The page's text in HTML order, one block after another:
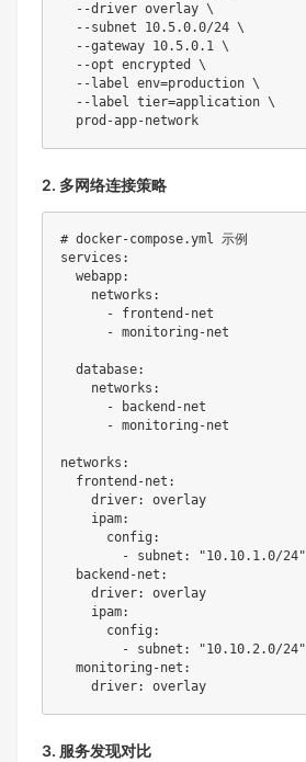
--driver overlay \
--subnet
10.5.0.0/24 \
--gateway 10.5.0.1 \
--opt encrypted \
--label env=production \
--label tier=application \
2. 多网络连接策略
# docker-compose.yml 示例
services :
webapp:
networks :
- frontend -net
- monitoring -net
database:
networks :
- backend -net
- monitoring -net
networks :
frontend-net :
driver:
overlay
ipam:
config :
-
subnet :
"10.10.1.0/24"
backend-net :
driver:
overlay
ipam:
config :
-
subnet :
"10.10.2.0/24"
monitoring-net :
driver:
3. 服务发现对比